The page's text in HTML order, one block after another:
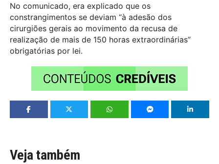
No comunicado, era explicado que os
constrangimentos se deviam “à adesão dos
cirurgiões gerais ao movimento da recusa de
realização de mais de 150 horas extraordinárias”
obrigatórias por lei.
Veja também